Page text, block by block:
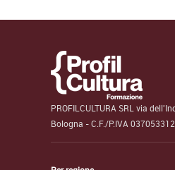
PROFILCULTURA SRL via
Bologna - C.F./P.IVA